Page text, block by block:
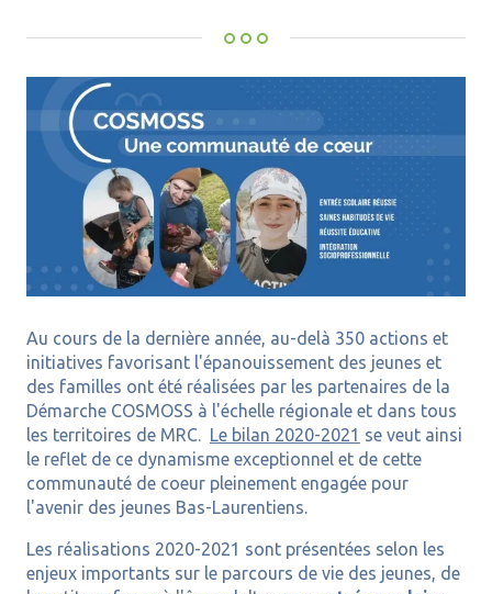
Au cours de la dernière année, au-delà 350 actions et
initiatives favorisant l'épanouissement des jeunes et
des familles ont été réalisées par les partenaires de la
Démarche COSMOSS à l'échelle régionale et dans tous
les territoires de MRC. Le bilan 2020-2021 se veut ainsi
le reflet de ce dynamisme exceptionnel et de cette
communauté de coeur pleinement engagée pour
l'avenir des jeunes Bas-Laurentiens.
Les réalisations 2020-2021 sont présentées selon les
enjeux importants sur le parcours de vie des jeunes, de